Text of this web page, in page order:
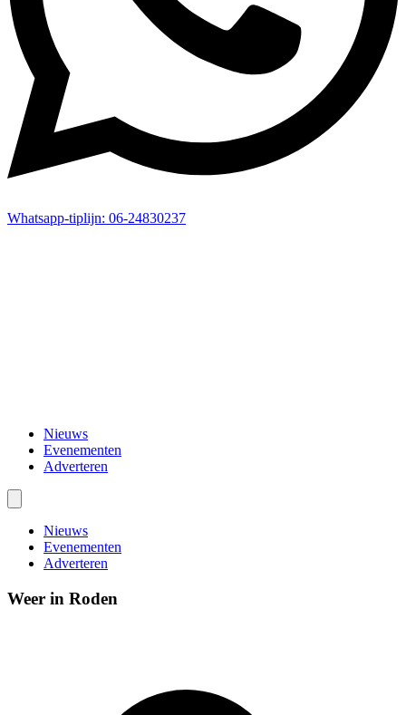
Whatsapp-tiplijn: 06-24830237
Nieuws
Evenementen
Adverteren
Nieuws
Evenementen
Adverteren
Weer in Roden